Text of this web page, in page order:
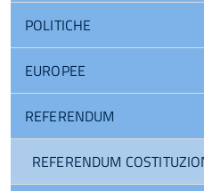
POLITICHE
EUROPEE
REFERENDUM
REFERENDUM